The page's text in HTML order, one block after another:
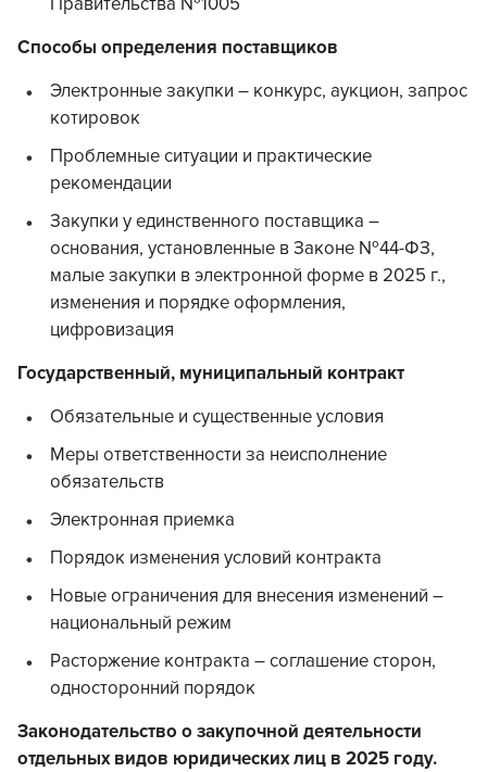
Правительства №1005
Способы определения поставщиков
Электронные закупки – конкурс, аукцион, запрос
котировок
Проблемные ситуации и практические
рекомендации
Закупки у единственного поставщика –
основания, установленные в Законе №44-ФЗ,
малые закупки в электронной форме в 2025 г.,
изменения и порядке оформления,
цифровизация
Государственный, муниципальный контракт
Обязательные и существенные условия
Меры ответственности за неисполнение
обязательств
Электронная приемка
Порядок изменения условий контракта
Новые ограничения для внесения изменений –
национальный режим
Расторжение контракта – соглашение сторон,
односторонний порядок
Законодательство о закупочной деятельности
отдельных видов юридических лиц в 2025 году.